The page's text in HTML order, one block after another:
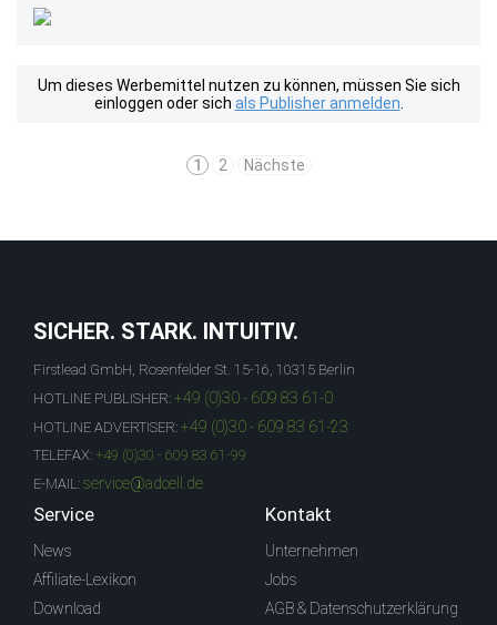
Um dieses Werbemittel nutzen zu können, müssen Sie sich
einloggen oder sich als Publisher anmelden
1 2 Nächste
SICHER. STARK. INTUITIV.
Firstlead GmbH, Rosenfelder St. 15-16, 10315 Berlin
HOTLINE PUBLISHER: +49 (0)30 - 609 83 61-0
HOTLINE ADVERTISER: +49 (0)30 - 609 83 61-23
TELEFAX: +49 (0)30 - 609 83 61-99
E-MAIL: service@adcell.de
Service
News
Affiliate-Lexikon
Download
Kontakt
Unternehmen
Jobs
AGB & Datenschutzerklärung